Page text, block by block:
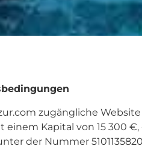
zugängliche Website
Kapital von 15 300
der Nummer